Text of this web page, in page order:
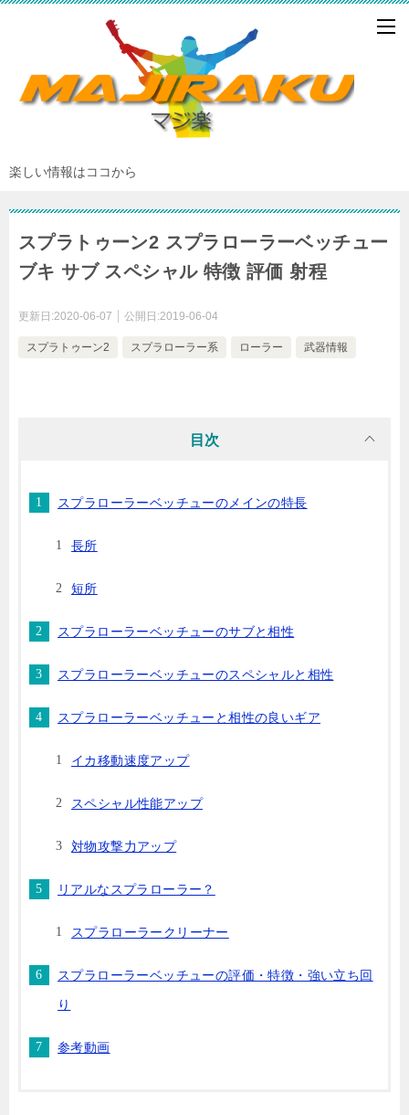
楽しい情報はココから
スプラトゥーン2 スプラローラーベッチュー
ブキ サブ スペシャル 特徴 評価 射程
更新日:2020-06-07 公開日:2019-06-04
スプラトゥーン2 スプラローラー系 ローラー 武器情報
目次
スプラローラーベッチューのメインの特長
長所
短所
スプラローラーベッチューのサブと相性
スプラローラーベッチューのスペシャルと相性
スプラローラーベッチューと相性の良いギア
イカ移動速度アップ
スペシャル性能アップ
対物攻撃力アップ
リアルなスプラローラー？
スプラローラークリーナー
スプラローラーベッチューの評価・特徴・強い立ち回
り
参考動画